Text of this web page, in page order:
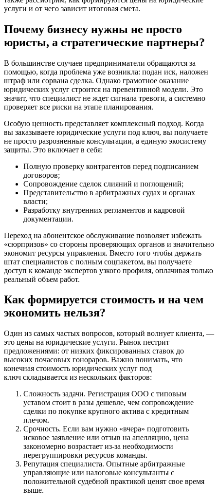
услуги и от чего зависит итоговая смета.
Почему бизнесу нужны не просто
юристы, а стратегические партнеры?
В большинстве случаев предприниматели обращаются за
помощью, когда проблема уже возникла: подан иск, наложен
штраф или сорвана сделка. Однако грамотное оказание
юридических услуг строится на превентивной модели. Это
значит, что специалист не ждет сигнала тревоги, а системно
проверяет все риски на этапе планирования.
Особую ценность представляет комплексный подход. Когда
вы заказываете юридические услуги под ключ, вы получаете
не просто разрозненные консультации, а единую экосистему
защиты. Это включает в себя:
Полную проверку контрагентов перед подписанием
договоров;
Сопровождение сделок слияний и поглощений;
Представительство в арбитражных судах и органах
власти;
Разработку внутренних регламентов и кадровой
документации.
Переход на абонентское обслуживание позволяет избежать
«сюрпризов» со стороны проверяющих органов и значительно
экономит ресурсы управления. Вместо того чтобы держать
штат специалистов с полным соцпакетом, вы получаете
доступ к команде экспертов узкого профиля, оплачивая только
реальный объем работ.
Как формируется стоимость и на чем
экономить нельзя?
Один из самых частых вопросов, который волнует клиента, —
это цены на юридические услуги. Рынок пестрит
предложениями: от низких фиксированных ставок до
высоких почасовых гонораров. Важно понимать, что
конечная стоимость юридических услуг под
ключ складывается из нескольких факторов:
Сложность задачи. Регистрация ООО с типовым
уставом стоит в разы дешевле, чем сопровождение
сделки по покупке крупного актива с кредитным
плечом.
Срочность. Если вам нужно «вчера» подготовить
исковое заявление или отзыв на апелляцию, цена
закономерно возрастает из-за необходимости
перегруппировки ресурсов команды.
Репутация специалиста. Опытные арбитражные
управляющие или налоговые консультанты с
положительной судебной практикой ценят свое время
выше.